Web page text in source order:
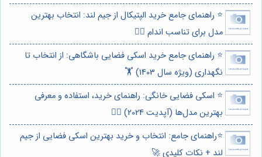
⭐️ راهنمای جامع خرید الپتیکال از جیم لند: انتخاب بهترین
مدل برای تناسب اندام 🏃‍♀️
⭐️ راهنمای جامع خرید اسکی فضایی باشگاهی: از انتخاب تا
نگهداری (ویژه سال 1403) 🏋️
⭐️ اسکی فضایی خانگی: راهنمای خرید، استفاده و معرفی
بهترین مدل‌ها (آپدیت 2024) 🏃‍♀️
⭐️راهنمای جامع: انتخاب و خرید بهترین اسکی فضایی از جیم
لند + نکات کلیدی 🚀